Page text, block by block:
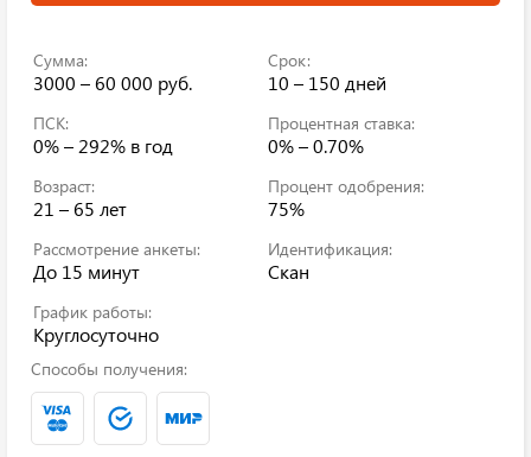
Сумма:
3000 – 60 000 руб.
Срок:
10 – 150 дней
ПСК:
0% – 292% в год
Процентная ставка:
0% – 0.70%
Возраст:
21 – 65 лет
Процент одобрения:
75%
Рассмотрение анкеты:
До 15 минут
Идентификация:
Скан
График работы:
Круглосуточно
Способы получения: